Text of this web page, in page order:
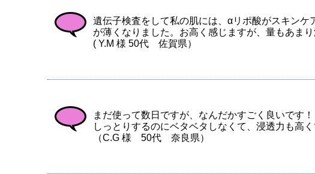
遺伝子検査をして私の肌には、αリポ酸がスキン
が薄くなりました。お高く感じますが、量もあま
( Y.M 様 50代 佐賀県）
まだ使って数日ですが、なんだかすごく良いです！
しっとりするのにベタベタしなくて、浸透力も高
（C.G 様 50代 奈良県）